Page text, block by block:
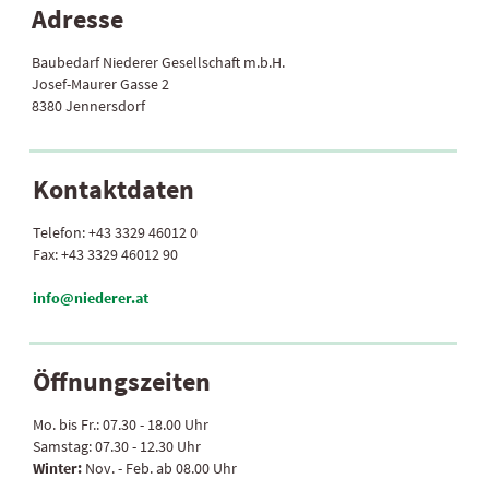
Adresse
Baubedarf Niederer Gesellschaft m.b.H.
Josef-Maurer Gasse 2
8380 Jennersdorf
Kontaktdaten
Telefon:+43 3329 46012 0
Fax:+43 3329 46012 90
info@niederer.at
Öffnungszeiten
Mo. bis Fr.:07.30 - 18.00 Uhr
Samstag:07.30 - 12.30 Uhr
Winter: Nov. - Feb. ab 08.00 Uhr